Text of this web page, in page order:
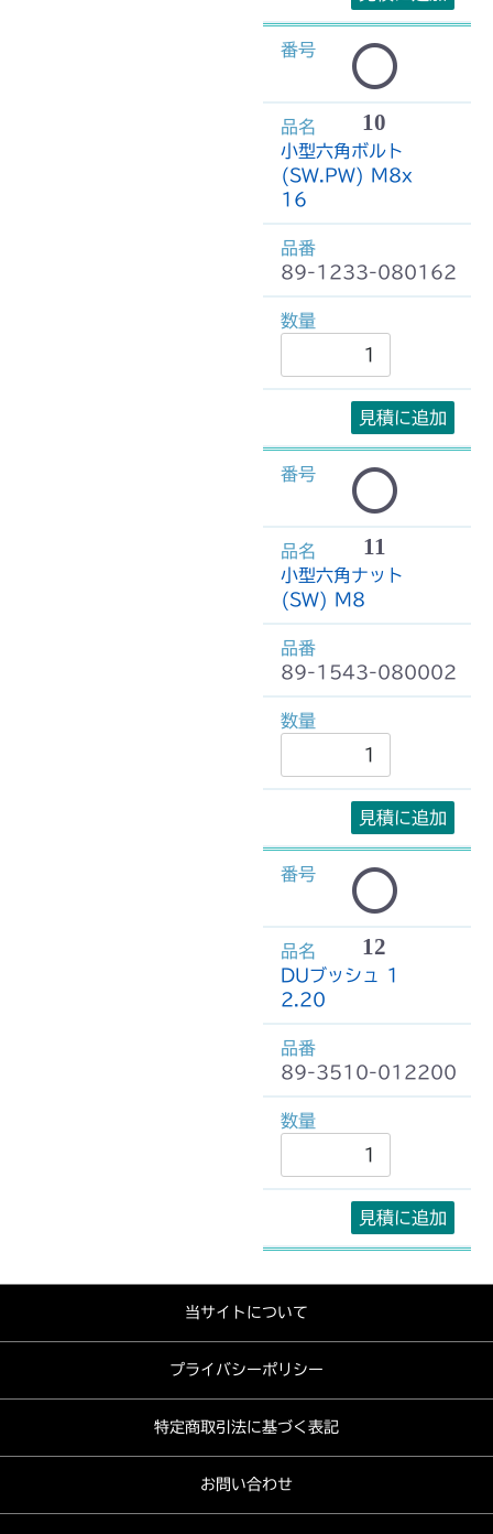
10
小型六角ボルト
(SW.PW) M8x
16
89-1233-080162
見積に追加
11
小型六角ナット
(SW) M8
89-1543-080002
見積に追加
12
DUブッシュ 1
2.20
89-3510-012200
見積に追加
当サイトについて
プライバシーポリシー
特定商取引法に基づく表記
お問い合わせ